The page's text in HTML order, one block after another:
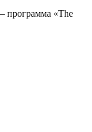
программа «The